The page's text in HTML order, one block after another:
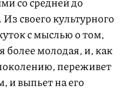
своего культурного
с мыслью о том,
молодая, и, как
переживет
выпьет на его